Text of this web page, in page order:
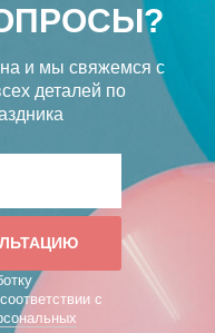
и мы свяжемся с
деталей по
с